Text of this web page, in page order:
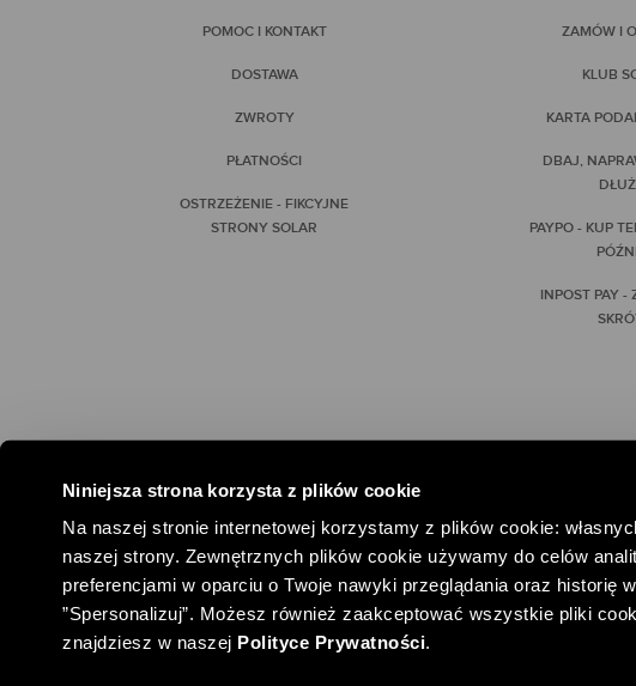
Niniejsza strona korzysta z plików cookie
Na naszej stronie internetowej korzystamy z plików cookie:
naszej strony. Zewnętrznych plików cookie używamy do celów
preferencjami w oparciu o Twoje nawyki przeglądania oraz
”Spersonalizuj”. Możesz również zaakceptować wszystkie pliki
znajdziesz w naszej Polityce Prywatności.
POMOC I KONTAKT
DOSTAWA
ZWROTY
PŁATNOŚCI
OSTRZEŻENIE - FIKCYJNE
STRONY SOLAR
ZAMÓW I
KLUB
KARTA
DBAJ,
PAYPO - KUP
INPOST PAY -